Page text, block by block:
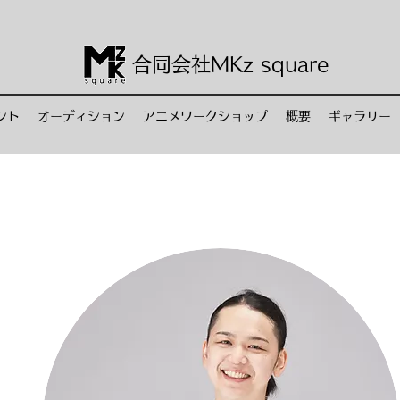
合同会社M Kz square
ト オーディション アニメワークショップ 概要 ギャラリー